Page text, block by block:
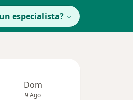
especialista?
Dom
9 Ago